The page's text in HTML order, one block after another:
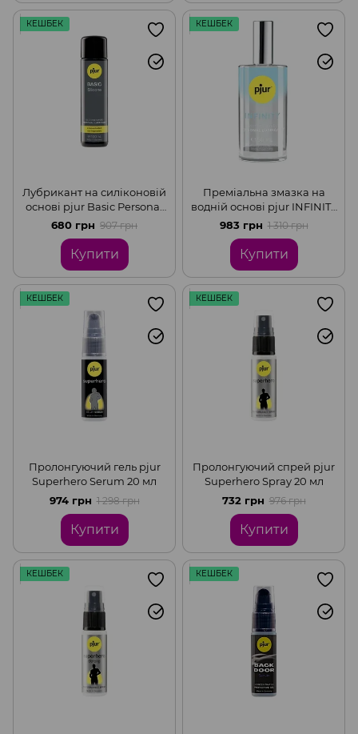
КЕШБЕК
Лубрикант на силіконовій
основі pjur Basic Personal
Glide найкраща ціна/
якість, відмінно для
новачків, 100 мл
680 грн 907 грн
Купити
КЕШБЕК
Преміальна змазка на
водній основі pjur INFINITY
water-based (50 мл) без
запашників та
консервантів
983 грн 1 310 грн
Купити
КЕШБЕК
Пролонгуючий гель pjur
Superhero Serum 20 мл
974 грн 1 298 грн
Купити
КЕШБЕК
Пролонгуючий спрей pjur
Superhero Spray 20 мл
732 грн 976 грн
Купити
КЕШБЕК КЕШБЕК